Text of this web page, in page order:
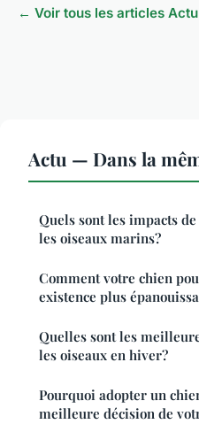
← Voir tous les articles Actu
Actu — Dans la
Quels sont les impacts
les oiseaux marins?
Comment votre chien
existence plus
Quelles sont les
les oiseaux en hiver?
Pourquoi adopter un
meilleure décision de